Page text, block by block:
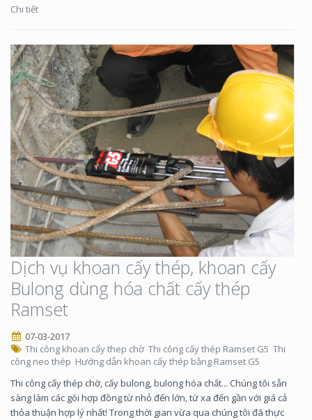
Chi tiết
Dịch vụ khoan cấy thép, khoan cấy
Bulong dùng hóa chất cấy thép
Ramset
07-03-2017
Thi công khoan cấy thep chờ Thi công cấy thép Ramset G5 Thi
công neo thép Hướng dẫn khoan cấy thép bằng Ramset G5
Thi công cấy thép chờ, cấy bulong, bulong hóa chất... Chúng tôi sẵn
sàng làm các gói hợp đồng từ nhỏ đến lớn, từ xa đến gần với giá cả
thỏa thuận hợp lý nhất! Trong thời gian vừa qua chúng tôi đã thực